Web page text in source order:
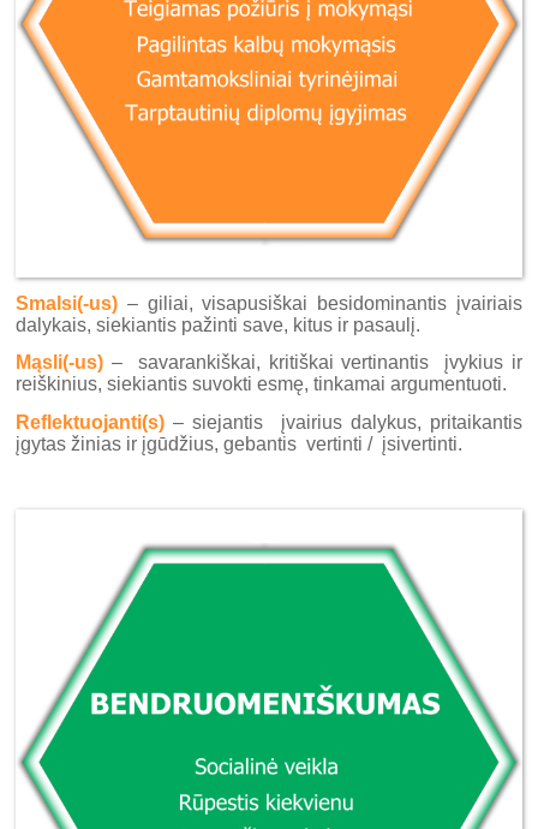
Smalsi(-us) – giliai, visapusiškai besidominantis įvairiais
dalykais, siekiantis pažinti save, kitus ir pasaulį.
Mąsli(-us) – savarankiškai, kritiškai vertinantis įvykius ir
reiškinius, siekiantis suvokti esmę, tinkamai argumentuoti.
Reflektuojanti(s) – siejantis įvairius dalykus, pritaikantis
įgytas žinias ir įgūdžius, gebantis vertinti / įsivertinti.